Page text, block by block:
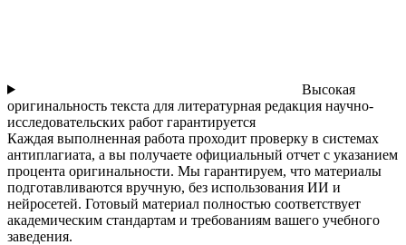
Высокая
оригинальность текста для литературная редакция научно-
исследовательских работ гарантируется
Каждая выполненная работа проходит проверку в системах
антиплагиата, а вы получаете официальный отчет с указанием
процента оригинальности. Мы гарантируем, что материалы
подготавливаются вручную, без использования ИИ и
нейросетей. Готовый материал полностью соответствует
академическим стандартам и требованиям вашего учебного
заведения.